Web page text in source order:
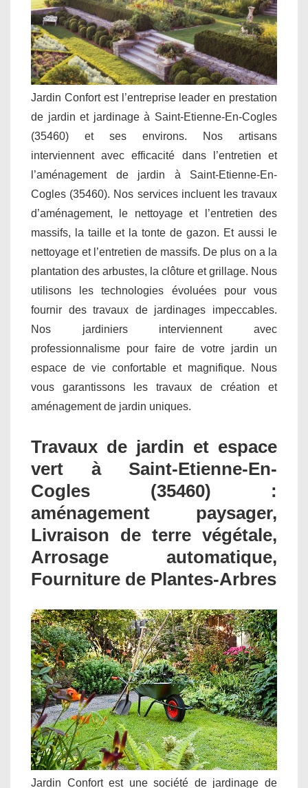
Jardin Confort est l’entreprise leader en prestation
de jardin et jardinage à Saint-Etienne-En-Cogles
(35460) et ses environs. Nos artisans
interviennent avec efficacité dans l’entretien et
l’aménagement de jardin à Saint-Etienne-En-
Cogles (35460). Nos services incluent les travaux
d’aménagement, le nettoyage et l’entretien des
massifs, la taille et la tonte de gazon. Et aussi le
nettoyage et l’entretien de massifs. De plus on a la
plantation des arbustes, la clôture et grillage. Nous
utilisons les technologies évoluées pour vous
fournir des travaux de jardinages impeccables.
Nos jardiniers interviennent avec
professionnalisme pour faire de votre jardin un
espace de vie confortable et magnifique. Nous
vous garantissons les travaux de création et
aménagement de jardin uniques.
Travaux de jardin et espace
vert à Saint-Etienne-En-
Cogles (35460) :
aménagement paysager,
Livraison de terre végétale,
Arrosage automatique,
Fourniture de Plantes-Arbres
Jardin Confort est une société de jardinage de